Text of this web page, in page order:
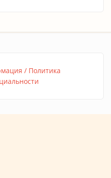
/ Политика